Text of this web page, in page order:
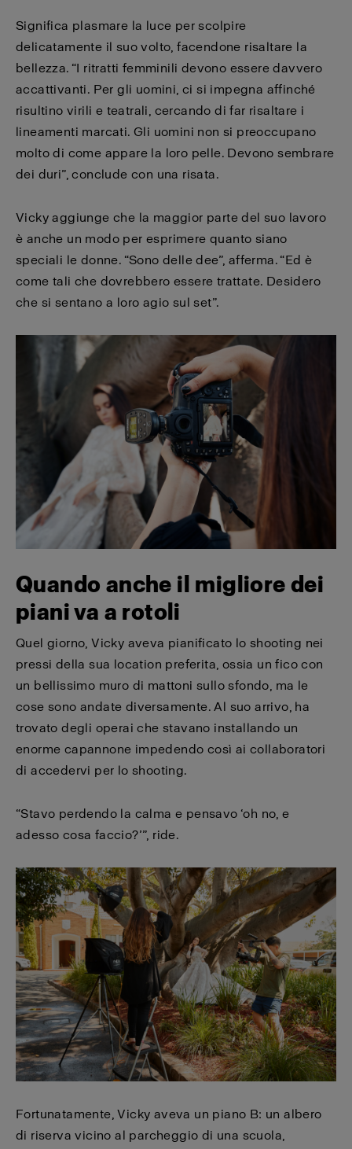
Significa plasmare la luce per scolpire
delicatamente il suo volto, facendone risaltare la
bellezza. “I ritratti femminili devono essere davvero
accattivanti. Per gli uomini, ci si impegna affinché
risultino virili e teatrali, cercando di far risaltare i
lineamenti marcati. Gli uomini non si preoccupano
molto di come appare la loro pelle. Devono sembrare
dei duri”, conclude con una risata.
Vicky aggiunge che la maggior parte del suo lavoro
è anche un modo per esprimere quanto siano
speciali le donne. “Sono delle dee”, afferma. “Ed è
come tali che dovrebbero essere trattate. Desidero
che si sentano a loro agio sul set”.
Quando anche il migliore dei
piani va a rotoli
Quel giorno, Vicky aveva pianificato lo shooting nei
pressi della sua location preferita, ossia un fico con
un bellissimo muro di mattoni sullo sfondo, ma le
cose sono andate diversamente. Al suo arrivo, ha
trovato degli operai che stavano installando un
enorme capannone impedendo così ai collaboratori
di accedervi per lo shooting.
“Stavo perdendo la calma e pensavo ‘oh no, e
adesso cosa faccio?’”, ride.
Fortunatamente, Vicky aveva un piano B: un albero
di riserva vicino al parcheggio di una scuola,